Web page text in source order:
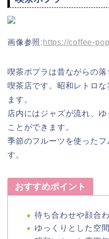
画像参照 : https://coffee-
喫茶ポプラは昔ながらの
喫茶店です。昭和レトロ
ます。
店内にはジャズが流れ、
ことができます。
季節のフルーツを使った
す。
おすすめポイント
待ち合わせや顔合
ゆっくりとした空